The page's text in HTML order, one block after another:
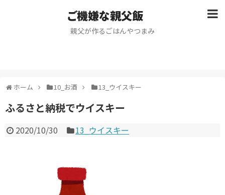
ご機嫌な親父飯
親父が作るごはんやつまみ
ホーム 10_お酒 13_ウイスキー
ふるさと納税でウイスキー
2020/10/30 13_ウイスキー